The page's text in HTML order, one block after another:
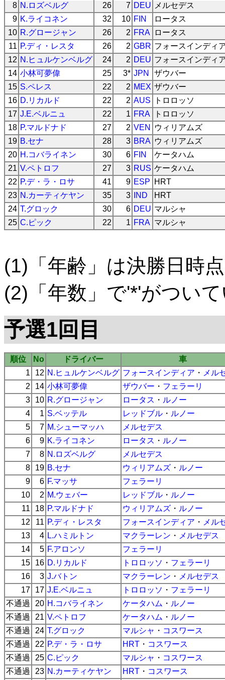
8 N.ロズベルグ 26 7 DEU
メルセデス
9 K.ライコネン 32 10 FIN
ロータス
10 R.グロージャン 26 2 FRA
ロータス
11 P.ディ・レスタ 26 2 GBR フォースインディ
12 N.ヒュルケンベルグ 24 2 DEU フォースインディ
14 小林可夢偉 25 3* JPN
ザウバー
15 S.ペレス 22 2 MEX ザウバー
16 D.リカルド 22 2 AUS
トロロッソ
17 J.E.ベルニュ 22 1 FRA
トロロッソ
18 P.マルドナド 27 2 VEN
ウィリアムズ
19 B.セナ 28 3 BRA ウィリアムズ
20 H.コバライネン 30 6 FIN
ケータハム
21 V.ペトロフ 27 3 RUS ケータハム
22 P.デ・ラ・ロサ 41 9 ESP
HRT
23 N.カーティケヤン 35 3 IND
HRT
24 T.グロック 30 6 DEU マルシャ
25 C.ピック 22 1 FRA マルシャ
(1)「年齢」は決勝日時点
(2)「年数」で'*'がつい
予選1回目
順位 No ドライバー
車
1
12 N.ヒュルケンベルグ フォースインディア ・ メル
2
14 小林可夢偉 ザウバー ・ フェラーリ
3
10 R.グロージャン ロータス ・ ルノー
4
1 S.ベッテル レッドブル ・ ルノー
5
7 M.シューマッハ
メルセデス
6
9 K.ライコネン ロータス ・ ルノー
7
8 N.ロズベルグ
メルセデス
8
19 B.セナ ウィリアムズ ・ ルノー
9
6 F.マッサ
フェラーリ
10
2 M.ウェバー レッドブル ・ ルノー
11
18 P.マルドナド ウィリアムズ ・ ルノー
12
11 P.ディ・レスタ フォースインディア ・ メル
13
4 L.ハミルトン マクラーレン ・ メルセデス
14
5 F.アロンソ
フェラーリ
15
16 D.リカルド トロロッソ ・ フェラーリ
16
3 J.バトン マクラーレン ・ メルセデス
17
17 J.E.ベルニュ トロロッソ ・ フェラーリ
不通過
20 H.コバライネン ケータハム ・ ルノー
不通過
21 V.ペトロフ ケータハム ・ ルノー
不通過
24 T.グロック マルシャ ・ コスワース
不通過
22 P.デ・ラ・ロサ HRT ・ コスワース
不通過
25 C.ピック マルシャ ・ コスワース
不通過
23 N.カーティケヤン HRT ・ コスワース